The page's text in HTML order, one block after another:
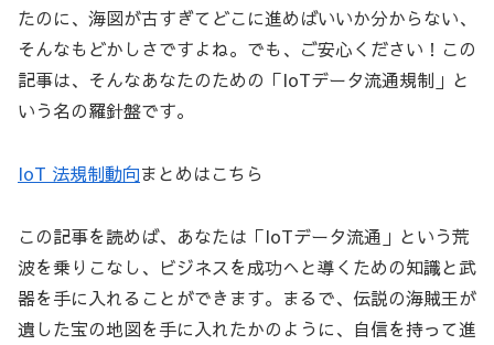
たのに、海図が古すぎてどこに進めばいいか分からない、
そんなもどかしさですよね。でも、ご安心ください！この
記事は、そんなあなたのための「IoTデータ流通規制」と
いう名の羅針盤です。
IoT 法規制動向まとめはこちら
この記事を読めば、あなたは「IoTデータ流通」という荒
波を乗りこなし、ビジネスを成功へと導くための知識と武
器を手に入れることができます。まるで、伝説の海賊王が
遺した宝の地図を手に入れたかのように、自信を持って進